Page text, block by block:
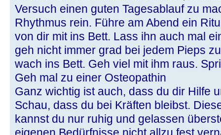
Versuch einen guten Tagesablauf zu
Rhythmus rein. Führe am Abend ein
von dir mit ins Bett. Lass ihn auch mal
geh nicht immer grad bei jedem Pieps
wach ins Bett. Geh viel mit ihm raus.
Geh mal zu einer Osteopathin
Ganz wichtig ist auch, dass du dir Hilfe
Schau, dass du bei Kräften bleibst.
kannst du nur ruhig und gelassen
eigenen Bedürfnisse nicht allzu fest